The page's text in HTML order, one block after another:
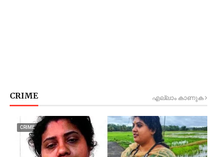
CRIME എല്ലാം കാണുക
CRIME